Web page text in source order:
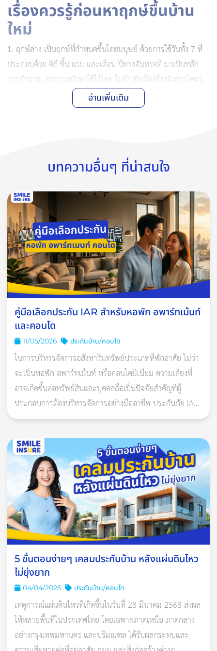
เรื่องควรรู้ก่อนหาฤกษ์ขึ้นบ้าน
ใหม่
1. ฤกษ์ล่าง เป็นฤกษ์ที่กำหนดขึ้นโดยมนุษย์ ด้วยการใช้วันทั้ง 7 ที่
ประกอบด้วย ดิถี ขึ้น แรม และเดือน ปีทางจันทรคติ มาเป็นหลัก
การคำนวณ สามารถนำมาใช้ได้เลย ไม่จำเป็นต้องอ้างอิงการโคจร
ของดวงดาวในวันต่อวันเหมือนฤกษ์บน ซึ่งฤกษ์ล่างที่เกี่ยวข้องกับ
งานมงคล ใช้ได้ทั้งข้างขึ้นและข้างแรม
ดิถีมหาสิทธิโชค เป็นดิถีที่ดีรองลงมา เหมาะกับงานมงคล
และจะดีมาก ๆ กับโครงการระยะสั้น ใช้ได้ทั้งข้างขึ้นและข้าง
แรม
ดิถีสิทธิโชค เป็นดิถีที่ดีรองลงมาอีกหนึ่งขั้น เหมาะกับงาน
มงคล โดยเฉพาะงานที่เป็นโครงการระยะยาว ใช้ได้ทั้งข้างขึ้น
และข้างแรมเช่นเดียวกัน
วันธงชัย คือเป็นวันดี ทำอะไรก็จะสำเร็จลุล่วงไปด้วยดี มี
ชัยชนะ มักใช้กับสิ่งของ วัตถุ และสถานที่
วันคู่ศัตรู คือวันที่เป็นขัดแย้งกับวันเกิดของเจ้าของงาน จึงไม่
ควรจัดงานในวันที่เป็นคู่ศัตรูกัน ดังนี้
วันอาทิตย์ เป็นศัตรูกับ วันอังคาร
วันศุกร์ เป็นศัตรูกับ วันเสาร์
วันพุธ เป็นศัตรูกับ วันราหู (พุธกลางคืน)
วันจันทร์ เป็นศัตรูกับ วันพฤหัสบดี
ห้ามขึ้นบ้านใหม่ในวันเสาร์ เพราะเป็นวันแห่งความโศก
เศร้า ไม่เหมาะกับการจัดงานมงคล
เปิดปฏิทินฤกษ์ขึ้นบ้าน
ใหม่2565
เดือน มกราคม
วันอาทิตย์ที่ 16 มกราคม 2565
ขึ้น 14 ค่ำ เดือนยี่ (2) ปีฉลู
ดิถีมหาสิทธิโชค
วันธงชัย
วันอาทิตย์ที่ 23 มกราคม 2565
แรม 6 ค่ำ เดือนยี่ (2) ปีฉลู
วันธงชัย
วันอาทิตย์ที่ 30 มกราคม 2565
อ่านเพิ่มเติม
บทความอื่นๆ ที่น่าสนใจ
คู่มือเลือกประกัน IAR สำหรับหอพัก อพาร์ทเม้นท์
และคอนโด
11/05/2026 ประกันบ้าน/คอนโด
ในการบริหารจัดการอสังหาริมทรัพย์ประเภทที่พักอาศัย ไม่ว่า
จะเป็นหอพัก อพาร์ทเม้นท์ หรือคอนโดมิเนียม ความเสี่ยงที่
อาจเกิดขึ้นต่อทรัพย์สินและบุคคลถือเป็นปัจจัยสำคัญที่ผู้
ประกอบการต้องบริหารจัดการอย่างมืออาชีพ ประกันภัย IAR
(Industrial All Risks Insurance)
5 ขั้นตอนง่ายๆ เคลมประกันบ้าน หลังแผ่นดินไหว
ไม่ยุ่งยาก
04/04/2025 ประกันบ้าน/คอนโด
เหตุการณ์แผ่นดินไหวที่เกิดขึ้นในวันที่ 28 มีนาคม 2568 ส่งผล
ให้หลายพื้นที่ในประเทศไทย โดยเฉพาะภาคเหนือ ภาคกลาง
อย่างกรุงเทพมหานคร และปริมณฑล ได้รับผลกระทบและ